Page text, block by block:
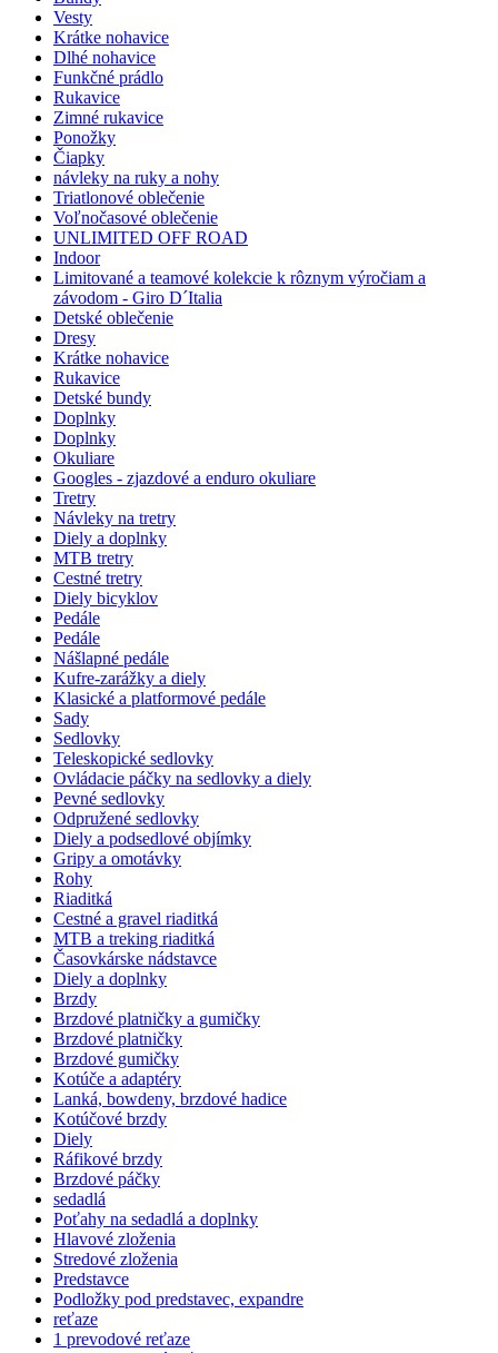
Vesty
Krátke nohavice
Dlhé nohavice
Funkčné prádlo
Rukavice
Zimné rukavice
Ponožky
Čiapky
návleky na ruky a nohy
Triatlonové oblečenie
Voľnočasové oblečenie
UNLIMITED OFF ROAD
Indoor
Limitované a teamové kolekcie k rôznym výročiam a
závodom - Giro D´Italia
Detské oblečenie
Dresy
Krátke nohavice
Rukavice
Detské bundy
Doplnky
Doplnky
Okuliare
Googles - zjazdové a enduro okuliare
Tretry
Návleky na tretry
Diely a doplnky
MTB tretry
Cestné tretry
Diely bicyklov
Pedále
Pedále
Nášlapné pedále
Kufre-zarážky a diely
Klasické a platformové pedále
Sady
Sedlovky
Teleskopické sedlovky
Ovládacie páčky na sedlovky a diely
Pevné sedlovky
Odpružené sedlovky
Diely a podsedlové objímky
Gripy a omotávky
Rohy
Riaditká
Cestné a gravel riaditká
MTB a treking riaditká
Časovkárske nádstavce
Diely a doplnky
Brzdy
Brzdové platničky a gumičky
Brzdové platničky
Brzdové gumičky
Kotúče a adaptéry
Lanká, bowdeny, brzdové hadice
Kotúčové brzdy
Diely
Ráfikové brzdy
Brzdové páčky
sedadlá
Poťahy na sedadlá a doplnky
Hlavové zloženia
Stredové zloženia
Predstavce
Podložky pod predstavec, expandre
reťaze
1 prevodové reťaze